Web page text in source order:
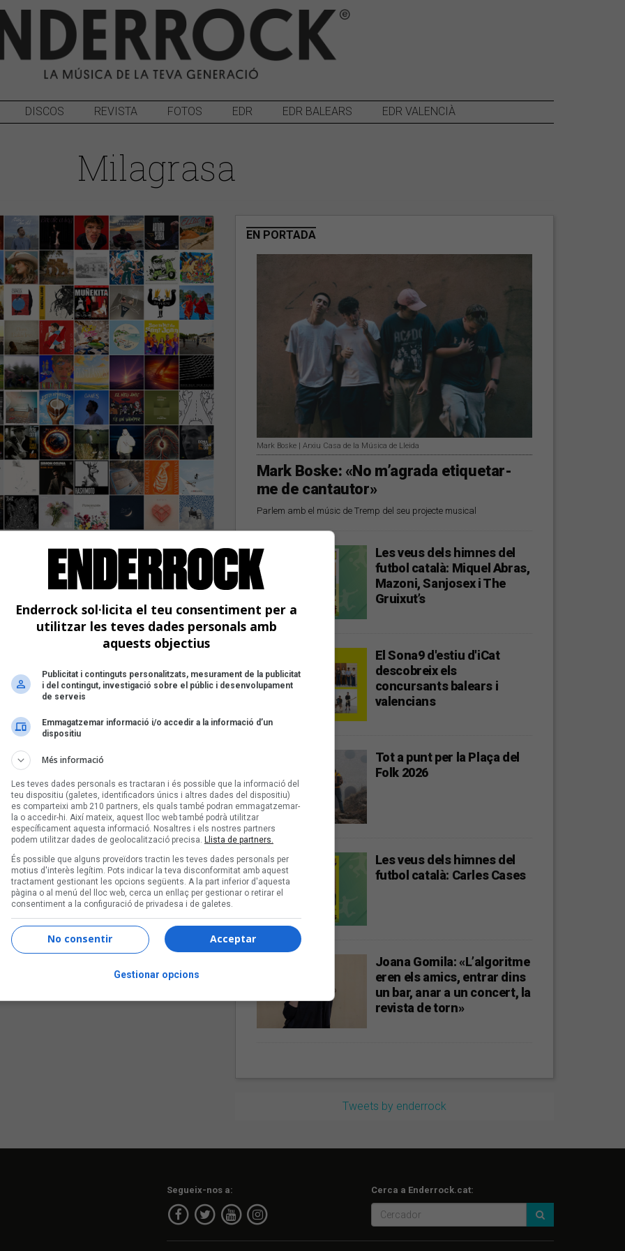
DISCOS REVISTA FOTOS EDR EDR BALEARS EDR VALENCIÀ
Milagrasa
d'Al·lèrgiques al
Nadal amb David
darrers dies
1
Següent >
EN PORTADA
Mark Boske | Arxiu Casa de la Música de Lleida
Mark Boske: «No m’agrada etiquetar-
me de cantautor»
Parlem amb el músic de Tremp del seu projecte musical
Les veus dels himnes del
futbol català: Miquel Abras,
Mazoni, Sanjosex i The
Gruixut’s
El Sona9 d'estiu d'iCat
descobreix els
concursants balears i
valencians
Tot a punt per la Plaça del
Folk 2026
Les veus dels himnes del
futbol català: Carles Cases
Joana Gomila: «L’algoritme
eren els amics, entrar dins
un bar, anar a un concert, la
revista de torn»
Tweets by enderrock
Segueix-nos a: Cerca a Enderrock.cat:
Enderrock sol·licita el teu consentiment per a
utilitzar les teves dades personals amb
aquests objectius
Publicitat i continguts personalitzats, mesurament de la publicitat
i del contingut, investigació sobre el públic i desenvolupament
de serveis
Emmagatzemar informació i/o accedir a la informació d’un
dispositiu
Més informació
Les teves dades personals es tractaran i és possible que la informació del
teu dispositiu (galetes, identificadors únics i altres dades del dispositiu)
es comparteixi amb 210 partners, els quals també podran emmagatzemar-
la o accedir-hi. Així mateix, aquest lloc web també podrà utilitzar
específicament aquesta informació. Nosaltres i els nostres partners
podem utilitzar dades de geolocalització precisa. Llista de partners.
És possible que alguns proveïdors tractin les teves dades personals per
motius d'interès legítim. Pots indicar la teva disconformitat amb aquest
tractament gestionant les opcions següents. A la part inferior d'aquesta
pàgina o al menú del lloc web, cerca un enllaç per gestionar o retirar el
consentiment a la configuració de privadesa i de galetes.
Acceptar
No consentir
Gestionar opcions